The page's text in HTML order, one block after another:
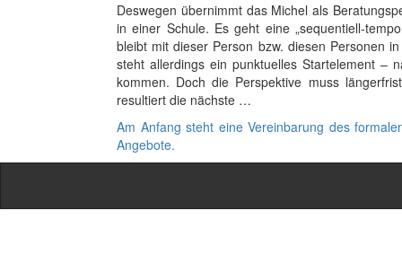
Deswegen übernimmt das Michel als
in einer Schule. Es geht eine „sequentiell-
bleibt mit dieser Person bzw. diesen Personen
steht allerdings ein punktuelles Startelement –
kommen. Doch die Perspektive muss
resultiert die nächste …
Am Anfang steht eine Vereinbarung des
Angebote.